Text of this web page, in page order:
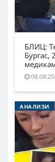
БЛИЦ:
АНАЛИЗИ